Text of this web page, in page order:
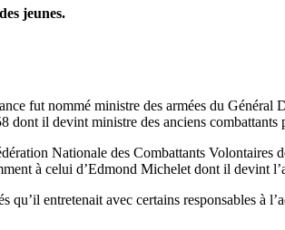
jeunes.
fut nommé ministre des armées du
il devint ministre des anciens combattants
Nationale des Combattants Volontaires
à celui d’Edmond Michelet dont il devint
entretenait avec certains responsables à